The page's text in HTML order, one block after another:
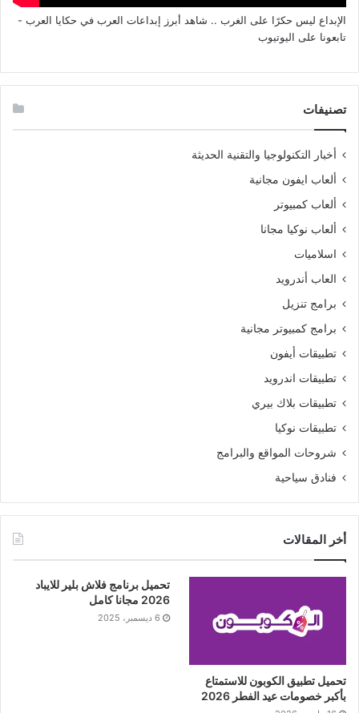
الإبداع ليس حكرًا على الغرب .. شاهد أبرز إبداعات العرب في حكايا العرب -
تابعونا على اليوتيوب
تصنيفات
أخبار التكنولوجيا والتقنية الحديثة
ألعاب ايفون مجانية
ألعاب كمبيوتر
ألعاب نوكيا مجانا
اسلاميات
العاب أندرويد
برامج تنزيل
برامج كمبيوتر مجانية
تطبيقات أيفون
تطبيقات اندرويد
تطبيقات بلاك بيري
تطبيقات نوكيا
شروحات المواقع والبرامج
فنادق سياحية
أخر المقالات
تحميل تطبيق الكوبون للاستمتاع
بأكبر خصومات عيد الفطر 2026
تحميل برنامج فلاش بلير للايباد
2026 مجانا كامل
6 ديسمبر، 2025